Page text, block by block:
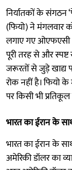
निर्यातकों के
(फियो) ने मंगलवार
लगाए गए ओएफएसी
पूरी तरह से और
जरूरतों से जुड़े खाद्य
रोक नहीं है। फियो
पर किसी भी
भारत का ईरान के
भारत का ईरान के
अमेरिकी डॉलर का